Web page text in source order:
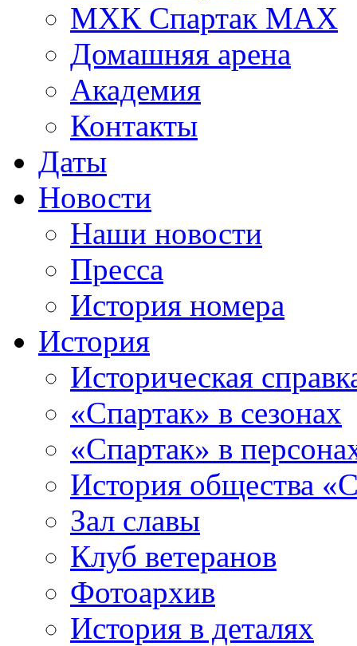
МХК Спартак МАХ
Домашняя арена
Академия
Контакты
Даты
Новости
Наши новости
Пресса
История номера
История
Историческая
«Спартак» в сезонах
«Спартак» в
История общества
Зал славы
Клуб ветеранов
Фотоархив
История в деталях